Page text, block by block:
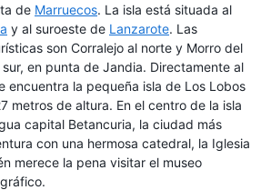
de Marruecos. La isla está situada al
y al suroeste de Lanzarote. Las
son Corralejo al norte y Morro del
en punta de Jandia. Directamente al
encuentra la pequeña isla de Los Lobos
metros de altura. En el centro de la isla
capital Betancuria, la ciudad más
con una hermosa catedral, la Iglesia
merece la pena visitar el museo